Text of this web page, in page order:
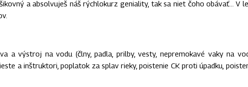
a absolvuješ náš rýchlokurz geniality, tak sa niet čoho obávať… V
a výstroj na vodu (člny, padla, prilby, vesty, nepremokavé vaky na
a inštruktori, poplatok za splav rieky, poistenie CK proti úpadku,